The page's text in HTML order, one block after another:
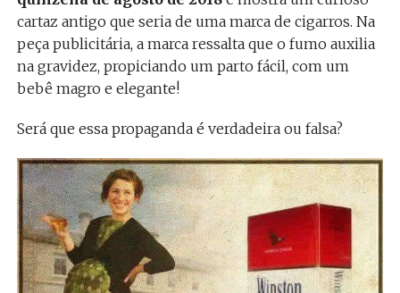
cartaz antigo que seria de uma marca de cigarros. Na
peça publicitária, a marca ressalta que o fumo auxilia
na gravidez, propiciando um parto fácil, com um
bebê magro e elegante!
Será que essa propaganda é verdadeira ou falsa?